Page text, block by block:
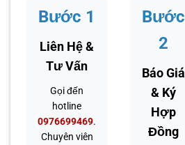
Bước 1
Liên Hệ &
Tư Vấn
Gọi đến
hotline
0976699469.
Chuyên viên
Bước
2
Báo Giá
& Ký
Hợp
Đồng